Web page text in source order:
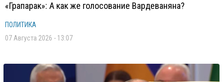
«Грапарак»: А как же голосование Вардеваняна?
ПОЛИТИКА
07 Августа 2026 - 13:07